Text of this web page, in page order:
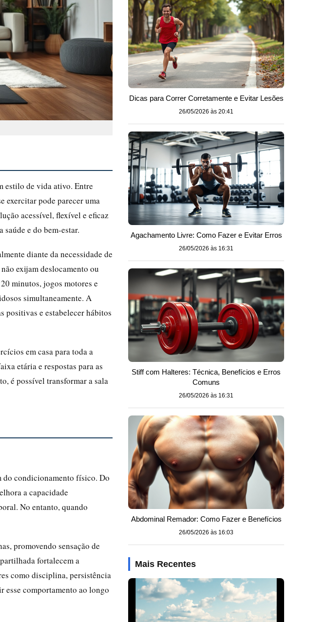
estilo de vida ativo. Entre
exercitar pode parecer uma
acessível, flexível e eficaz
e do bem-estar.
diante da necessidade de
exijam deslocamento ou
minutos, jogos motores e
simultaneamente. A
positivas e estabelecer hábitos
em casa para toda a
etária e respostas para as
é possível transformar a sala
do condicionamento físico. Do
a capacidade
No entanto, quando
promovendo sensação de
fortalecem a
como disciplina, persistência
esse comportamento ao longo
Dicas para Correr Corretamente e Evitar Lesões
26/05/2026 às 20:41
Agachamento Livre: Como Fazer e Evitar Erros
26/05/2026 às 16:31
Stiff com Halteres: Técnica, Benefícios e Erros
Comuns
26/05/2026 às 16:31
Abdominal Remador: Como Fazer e Benefícios
26/05/2026 às 16:03
Mais Recentes